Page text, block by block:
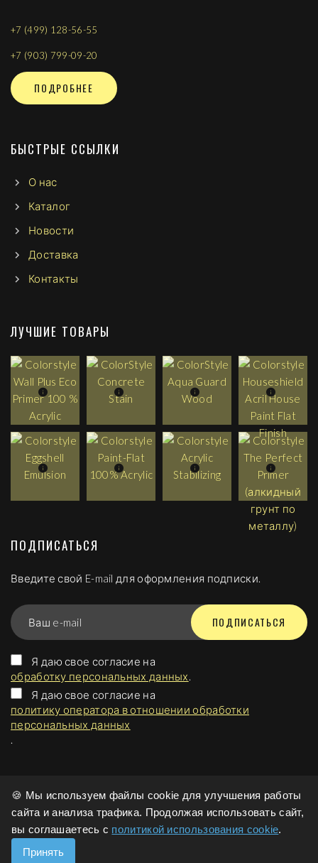
+7 (499) 128-56-55
+7 (903) 799-09-20
ПОДРОБНЕЕ
БЫСТРЫЕ ССЫЛКИ
О нас
Каталог
Новости
Доставка
Контакты
ЛУЧШИЕ ТОВАРЫ
ПОДПИСАТЬСЯ
Введите свой E-mail для оформления подписки.
Ваш e-mail ПОДПИСАТЬСЯ
Я даю свое согласие на
обработку персональных данных.
Я даю свое согласие на
политику оператора в отношении обработки
персональных данных
.
Политика оператора в отношении обработки
персональных данных
|Политика использования cookie
Создание сайтов
🍪 Мы используем файлы cookie для улучшения работы
сайта и анализа трафика. Продолжая использовать сайт,
вы соглашаетесь с политикой использования cookie.
Принять